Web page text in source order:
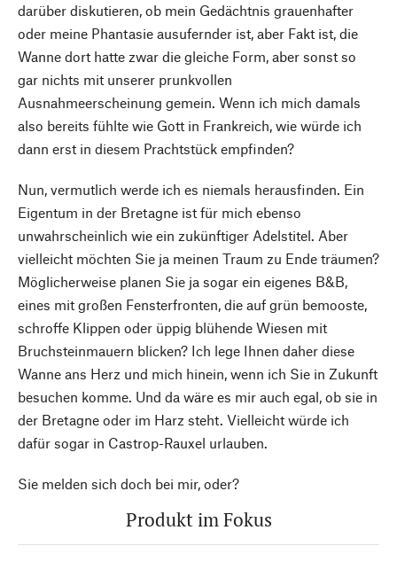
darüber diskutieren, ob mein Gedächtnis grauenhafter
oder meine Phantasie ausufernder ist, aber Fakt ist, die
Wanne dort hatte zwar die gleiche Form, aber sonst so
gar nichts mit unserer prunkvollen
Ausnahmeerscheinung gemein. Wenn ich mich damals
also bereits fühlte wie Gott in Frankreich, wie würde ich
dann erst in diesem Prachtstück empfinden?
Nun, vermutlich werde ich es niemals herausfinden. Ein
Eigentum in der Bretagne ist für mich ebenso
unwahrscheinlich wie ein zukünftiger Adelstitel. Aber
vielleicht möchten Sie ja meinen Traum zu Ende träumen?
Möglicherweise planen Sie ja sogar ein eigenes B&B,
eines mit großen Fensterfronten, die auf grün bemooste,
schroffe Klippen oder üppig blühende Wiesen mit
Bruchsteinmauern blicken? Ich lege Ihnen daher diese
Wanne ans Herz und mich hinein, wenn ich Sie in Zukunft
besuchen komme. Und da wäre es mir auch egal, ob sie in
der Bretagne oder im Harz steht. Vielleicht würde ich
dafür sogar in Castrop-Rauxel urlauben.
Sie melden sich doch bei mir, oder?
Produkt im Fokus